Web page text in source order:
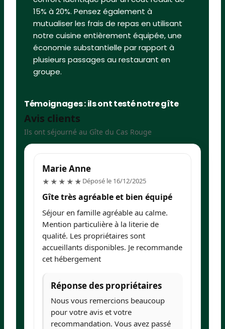
15% à 20%. Pensez également à
mutualiser les frais de repas en utilisant
notre cuisine entièrement équipée, une
économie substantielle par rapport à
plusieurs passages au restaurant en
groupe.
Témoignages : ils ont testé notre gîte
Avis clients
Ils ont séjourné au Gîte du Cas Rouge
Marie Anne
★★★★★ 5/5
Déposé le 16/12/2025
Gîte très agréable et bien équipé
Séjour en famille agréable au calme.
Mention particulière à la literie de
qualité. Les propriétaires sont
accueillants disponibles. Je recommande
cet hébergement
Réponse des propriétaires
Nous vous remercions beaucoup
pour votre avis et votre
recommandation. Vous avez passé